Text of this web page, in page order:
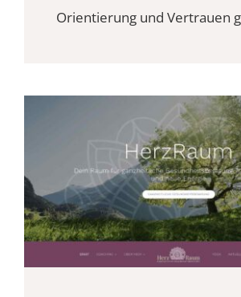
Orientierung und Vertrauen